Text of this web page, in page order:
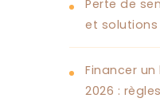
Perte de
et
Financer
2026 :